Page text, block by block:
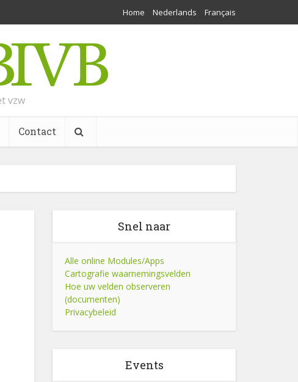
Home Nederlands Français
vzw
Contact
Snel naar
Alle online Modules/Apps
Cartografie waarnemingsvelden
Hoe uw velden observeren
(documenten)
Privacybeleid
Events